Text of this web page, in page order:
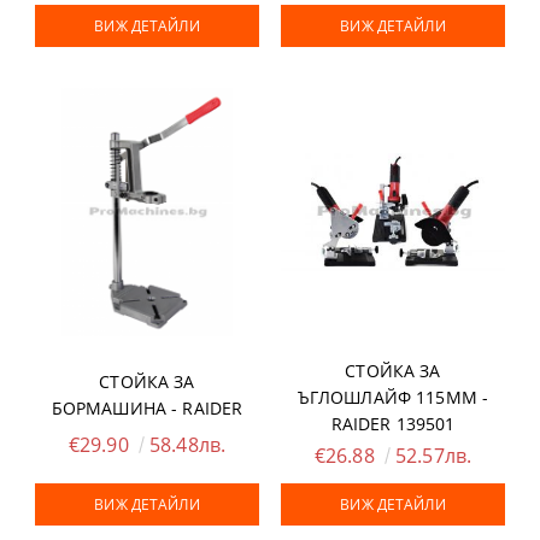
ВИЖ ДЕТАЙЛИ ВИЖ ДЕТАЙЛИ
СТОЙКА ЗА
БОРМАШИНА - RAIDER
€29.90 58.48лв.
ВИЖ ДЕТАЙЛИ
СТОЙКА ЗА
ЪГЛОШЛАЙФ 115ММ -
RAIDER 139501
€26.88 52.57лв.
ВИЖ ДЕТАЙЛИ